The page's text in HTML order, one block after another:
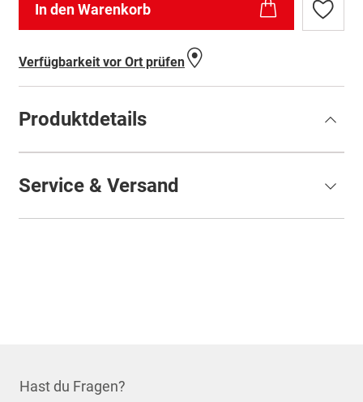
In den Warenkorb
Zur
Verfügbarkeit vor Ort prüfen
Produktdetails
Service & Versand
Hast du Fragen?